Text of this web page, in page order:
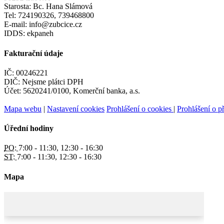
Starosta: Bc. Hana Slámová
Tel: 724190326, 739468800
E-mail: info@zubcice.cz
IDDS: ekpaneh
Fakturační údaje
IČ: 00246221
DIČ: Nejsme plátci DPH
Účet: 5620241/0100, Komerční banka, a.s.
Mapa webu | Nastavení cookies Prohlášení o cookies | Prohlášení o
Úřední hodiny
PO: 7:00 - 11:30, 12:30 - 16:30
ST: 7:00 - 11:30, 12:30 - 16:30
Mapa